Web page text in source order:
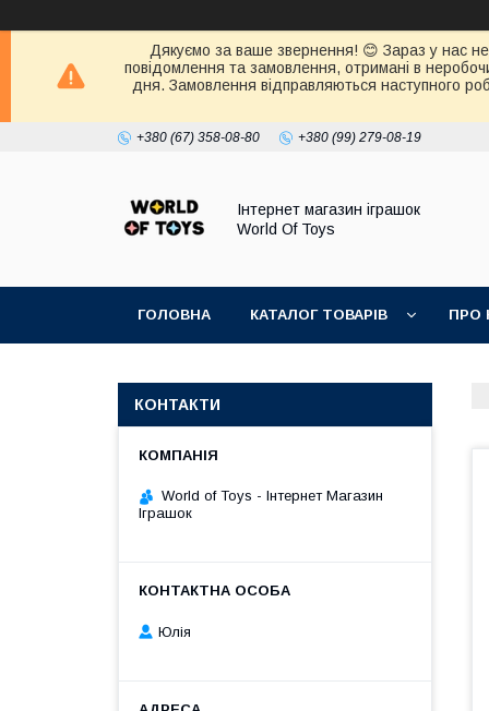
Дякуємо за ваше звернення! 😊 Зараз у нас
повідомлення та замовлення, отримані в
дня. Замовлення відправляються наступного
+380 (67) 358-08-80 +380 (99) 279-08-19
Інтернет магазин іграшок
World Of Toys
ГОЛОВНА КАТАЛОГ ТОВАРІВ ПРО
КОНТАКТИ
World of Toys - Інтернет Магазин
Іграшок
Юлія